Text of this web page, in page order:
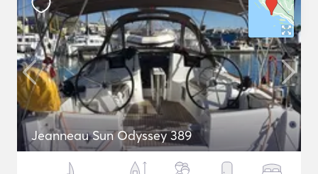
Jeanneau Sun Odyssey 389